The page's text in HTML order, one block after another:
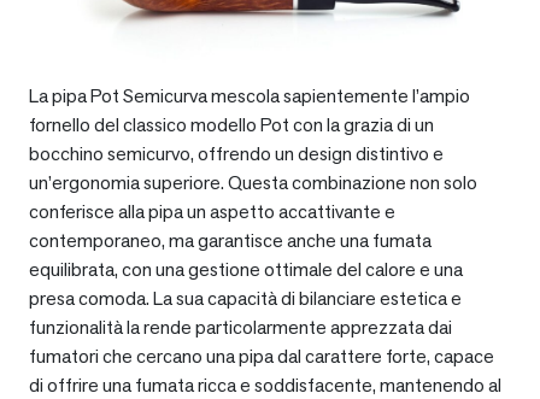
La pipa Pot Semicurva mescola sapientemente l’ampio
fornello del classico modello Pot con la grazia di un
bocchino semicurvo, offrendo un design distintivo e
un’ergonomia superiore. Questa combinazione non solo
conferisce alla pipa un aspetto accattivante e
contemporaneo, ma garantisce anche una fumata
equilibrata, con una gestione ottimale del calore e una
presa comoda. La sua capacità di bilanciare estetica e
funzionalità la rende particolarmente apprezzata dai
fumatori che cercano una pipa dal carattere forte, capace
di offrire una fumata ricca e soddisfacente, mantenendo al